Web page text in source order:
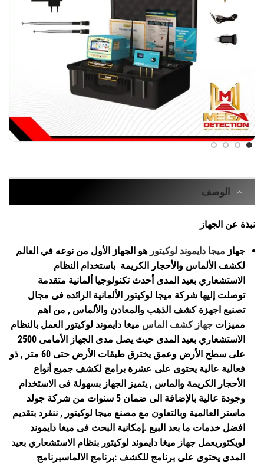
الوصف
نبذة عن الجهاز
جهاز ميجا دايموند لوكيتور هو الجهاز الأول من نوعه في العالم
لكشف الألماس والأحجار الكريمة باستخدام النظام
الاستشعاري بعيد المدى أحدث تكنولوجيا ألمانية متقدمة
توصلت إليها شركة ميجا لوكيتور الألمانية الرائده فى مجال
تصنيع اجهزة كشف الذهب والمعادن والألماس , من اهم
مميزات جهاز كشف الماس ميغا دايموند لوكيتور العمل بالنظام
الاستشعاري بعيد المدى حيث يصل مدى الجهاز الأمامى 2500
على سطح الأرض وعمق يخترق طبقات الأرض حتى 60 متر , ذو
فعالية عالية يحتوى على عشرة برامج لكشف جميع أنواع
الأحجار الكريمة والماس , يتميز الجهاز بسهولة فى الاستخدام
وجودة عالية بالإضافة الى ضمان 5 سنوات من شركة جولد
ماستر العالمية وبالتعاون مع مصنع ميجا لوكيتور , ننفرد بتقديم
افضل خدمات ما بعد البيع .إمكانية البحث فى ميغا دايموند
لويكتوريعمل جهاز ميغا دايموند لوكيتور بنظام الاستشعاري بعيد
المدى يحتوى على برنامج للكشف :برنامج الالماسبرنامج